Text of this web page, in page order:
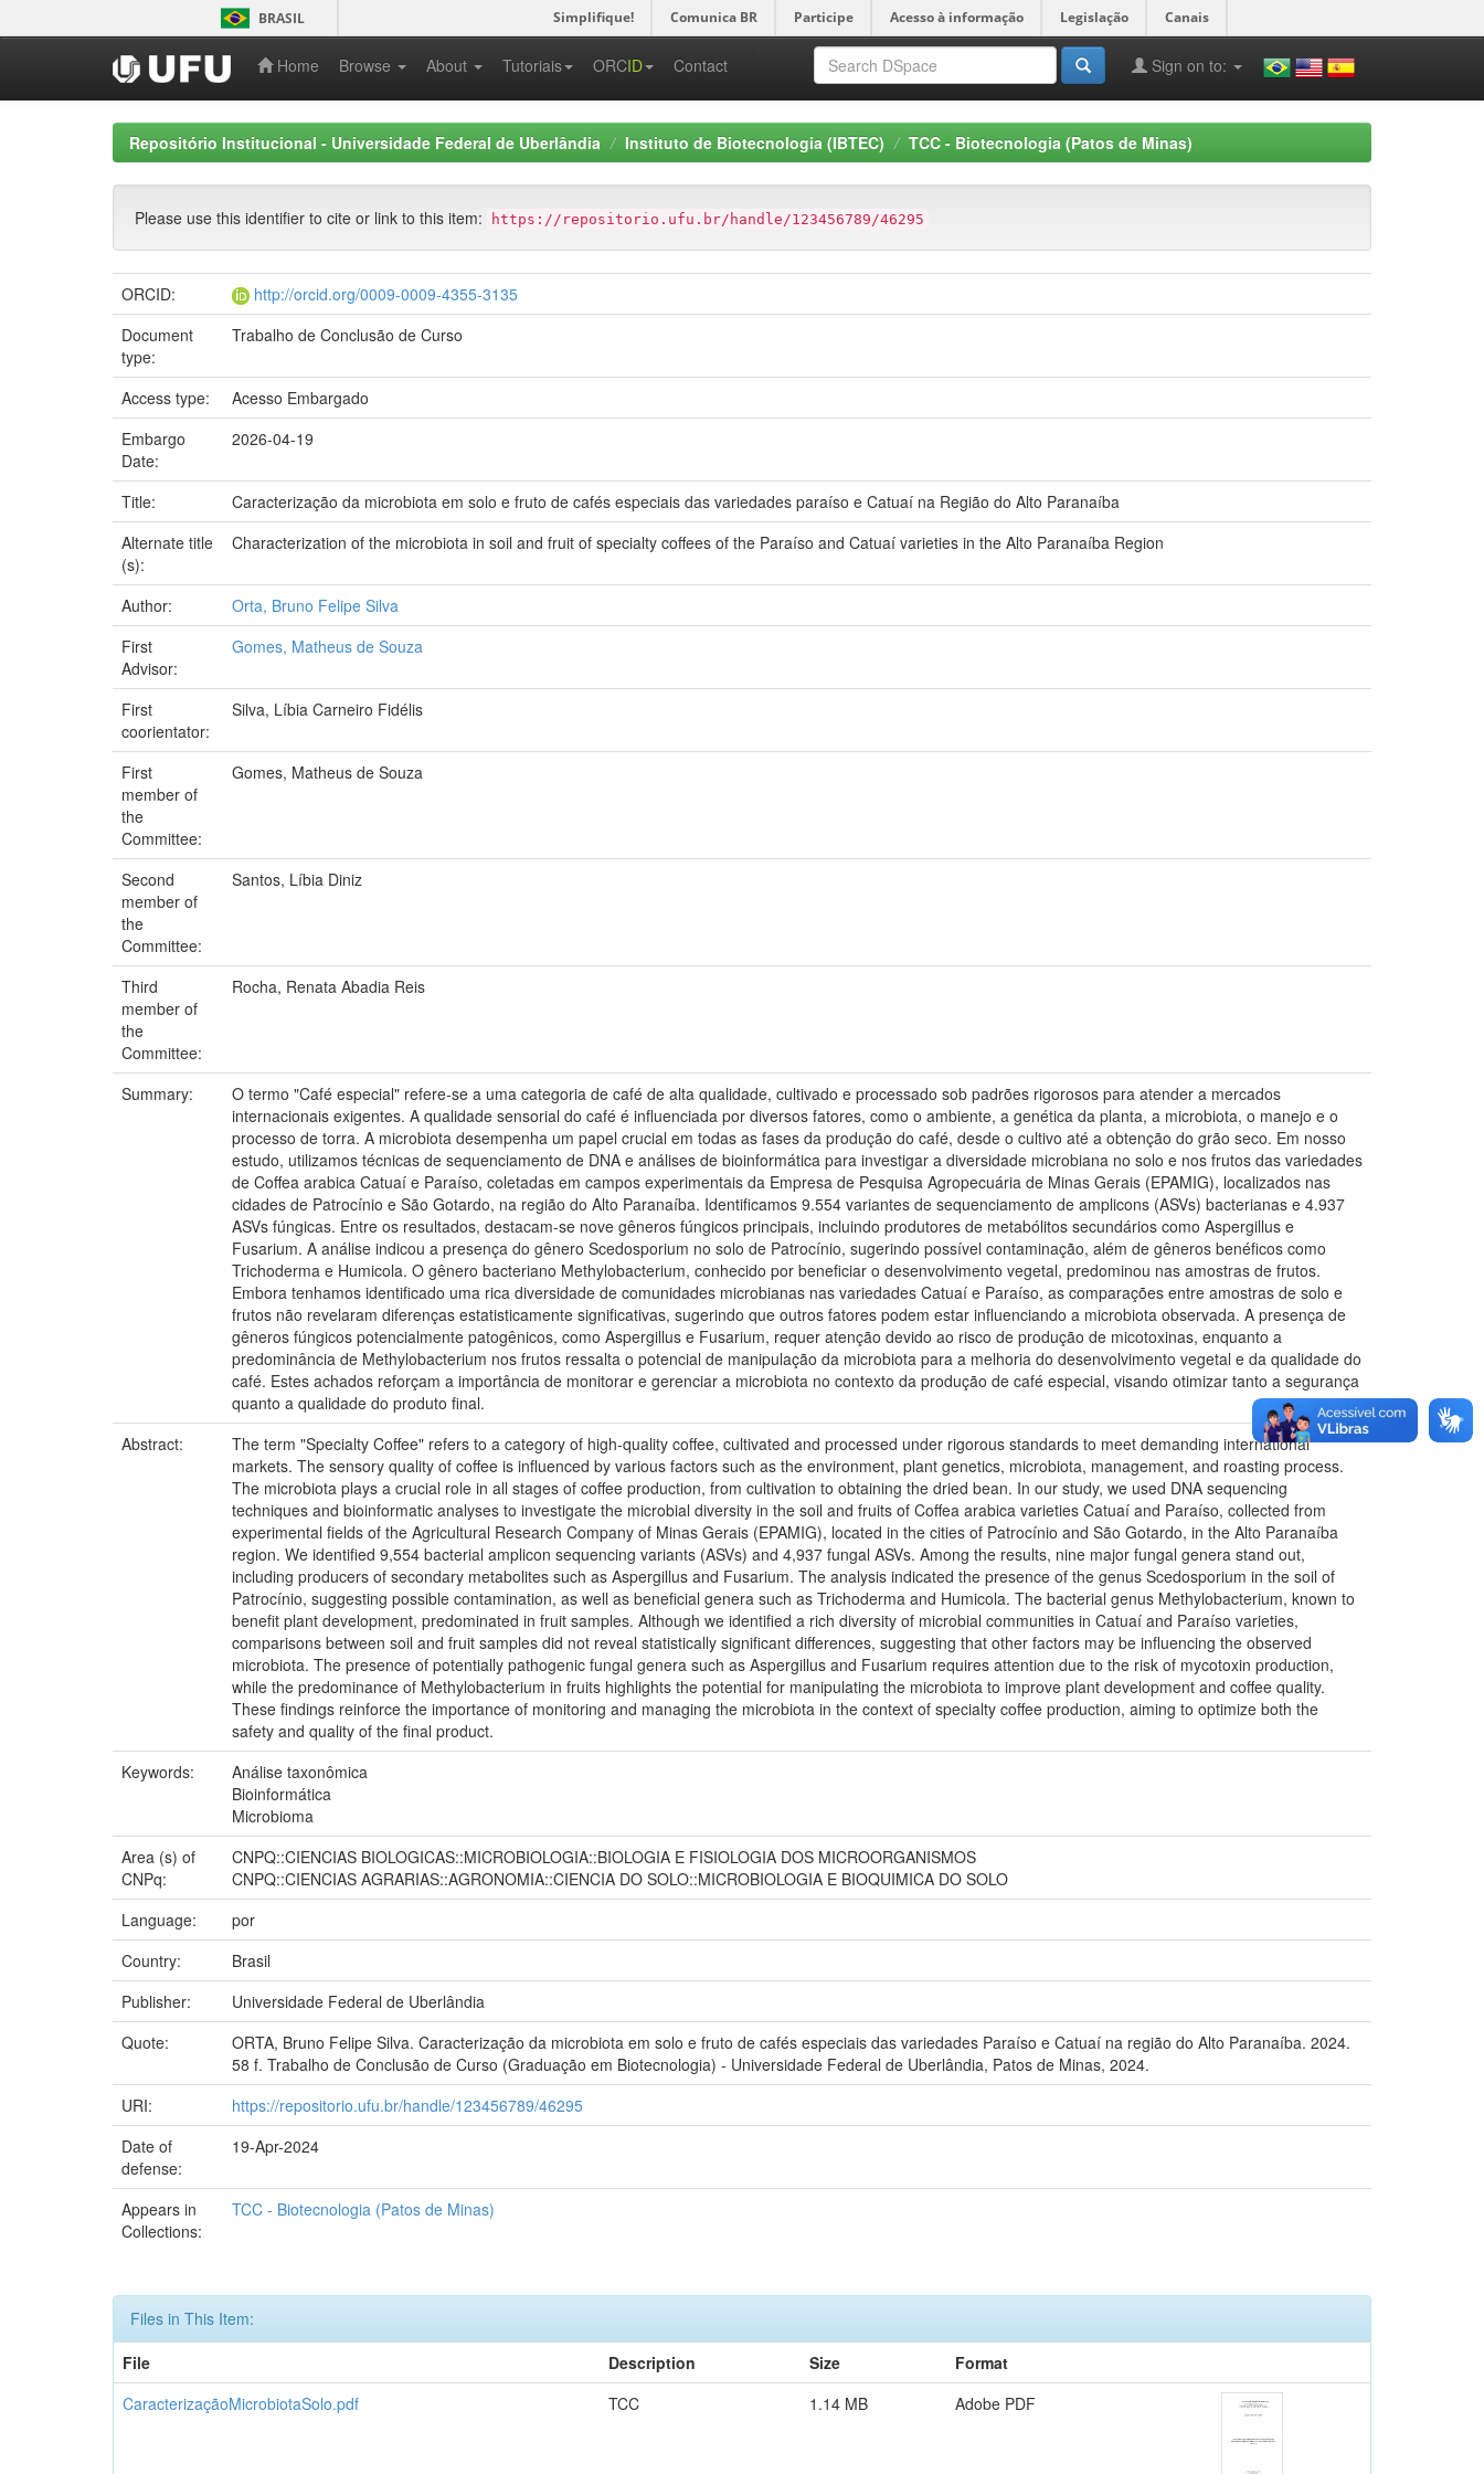
navigation
BRASIL Simplifique! Comunica BR Participe Acesso à informação Legislação Canais
Home Browse About Tutoriais ORCID Contact Sign on to:
Repositório Institucional - Universidade Federal de Uberlândia Instituto de Biotecnologia (IBTEC) TCC - Biotecnologia (Patos de Minas)
Please use this identifier to cite or link to this item: https://repositorio.ufu.br/handle/123456789/46295
ORCID:
http://orcid.org/0009-0009-4355-3135
Document
type:
Trabalho de Conclusão de Curso
Access type:
Acesso Embargado
Embargo
Date:
2026-04-19
Title:
Caracterização da microbiota em solo e fruto de cafés especiais das variedades paraíso e Catuaí na Região do Alto Paranaíba
Alternate title
(s):
Characterization of the microbiota in soil and fruit of specialty coffees of the Paraíso and Catuaí varieties in the Alto Paranaíba Region
Author:
Orta, Bruno Felipe Silva
First
Advisor:
Gomes, Matheus de Souza
First
coorientator:
Silva, Líbia Carneiro Fidélis
First
member of
the
Committee:
Gomes, Matheus de Souza
Second
member of
the
Committee:
Santos, Líbia Diniz
Third
member of
the
Committee:
Rocha, Renata Abadia Reis
Summary:
O termo "Café especial" refere-se a uma categoria de café de alta qualidade, cultivado e processado sob padrões rigorosos para atender a mercados
internacionais exigentes. A qualidade sensorial do café é influenciada por diversos fatores, como o ambiente, a genética da planta, a microbiota, o manejo e o
processo de torra. A microbiota desempenha um papel crucial em todas as fases da produção do café, desde o cultivo até a obtenção do grão seco. Em nosso
estudo, utilizamos técnicas de sequenciamento de DNA e análises de bioinformática para investigar a diversidade microbiana no solo e nos frutos das variedades
de Coffea arabica Catuaí e Paraíso, coletadas em campos experimentais da Empresa de Pesquisa Agropecuária de Minas Gerais (EPAMIG), localizados nas
cidades de Patrocínio e São Gotardo, na região do Alto Paranaíba. Identificamos 9.554 variantes de sequenciamento de amplicons (ASVs) bacterianas e 4.937
ASVs fúngicas. Entre os resultados, destacam-se nove gêneros fúngicos principais, incluindo produtores de metabólitos secundários como Aspergillus e
Fusarium. A análise indicou a presença do gênero Scedosporium no solo de Patrocínio, sugerindo possível contaminação, além de gêneros benéficos como
Trichoderma e Humicola. O gênero bacteriano Methylobacterium, conhecido por beneficiar o desenvolvimento vegetal, predominou nas amostras de frutos.
Embora tenhamos identificado uma rica diversidade de comunidades microbianas nas variedades Catuaí e Paraíso, as comparações entre amostras de solo e
frutos não revelaram diferenças estatisticamente significativas, sugerindo que outros fatores podem estar influenciando a microbiota observada. A presença de
gêneros fúngicos potencialmente patogênicos, como Aspergillus e Fusarium, requer atenção devido ao risco de produção de micotoxinas, enquanto a
predominância de Methylobacterium nos frutos ressalta o potencial de manipulação da microbiota para a melhoria do desenvolvimento vegetal e da qualidade do
café. Estes achados reforçam a importância de monitorar e gerenciar a microbiota no contexto da produção de café especial, visando otimizar tanto a segurança
quanto a qualidade do produto final.
Abstract:
The term "Specialty Coffee" refers to a category of high-quality coffee, cultivated and processed under rigorous standards to meet demanding international
markets. The sensory quality of coffee is influenced by various factors such as the environment, plant genetics, microbiota, management, and roasting process.
The microbiota plays a crucial role in all stages of coffee production, from cultivation to obtaining the dried bean. In our study, we used DNA sequencing
techniques and bioinformatic analyses to investigate the microbial diversity in the soil and fruits of Coffea arabica varieties Catuaí and Paraíso, collected from
experimental fields of the Agricultural Research Company of Minas Gerais (EPAMIG), located in the cities of Patrocínio and São Gotardo, in the Alto Paranaíba
region. We identified 9,554 bacterial amplicon sequencing variants (ASVs) and 4,937 fungal ASVs. Among the results, nine major fungal genera stand out,
including producers of secondary metabolites such as Aspergillus and Fusarium. The analysis indicated the presence of the genus Scedosporium in the soil of
Patrocínio, suggesting possible contamination, as well as beneficial genera such as Trichoderma and Humicola. The bacterial genus Methylobacterium, known to
benefit plant development, predominated in fruit samples. Although we identified a rich diversity of microbial communities in Catuaí and Paraíso varieties,
comparisons between soil and fruit samples did not reveal statistically significant differences, suggesting that other factors may be influencing the observed
microbiota. The presence of potentially pathogenic fungal genera such as Aspergillus and Fusarium requires attention due to the risk of mycotoxin production,
while the predominance of Methylobacterium in fruits highlights the potential for manipulating the microbiota to improve plant development and coffee quality.
These findings reinforce the importance of monitoring and managing the microbiota in the context of specialty coffee production, aiming to optimize both the
safety and quality of the final product.
Keywords:
Análise taxonômica
Bioinformática
Microbioma
Area (s) of
CNPq:
CNPQ::CIENCIAS BIOLOGICAS::MICROBIOLOGIA::BIOLOGIA E FISIOLOGIA DOS MICROORGANISMOS
CNPQ::CIENCIAS AGRARIAS::AGRONOMIA::CIENCIA DO SOLO::MICROBIOLOGIA E BIOQUIMICA DO SOLO
Language:
por
Country:
Brasil
Publisher:
Universidade Federal de Uberlândia
Quote:
ORTA, Bruno Felipe Silva. Caracterização da microbiota em solo e fruto de cafés especiais das variedades Paraíso e Catuaí na região do Alto Paranaíba. 2024.
58 f. Trabalho de Conclusão de Curso (Graduação em Biotecnologia) - Universidade Federal de Uberlândia, Patos de Minas, 2024.
URI:
https://repositorio.ufu.br/handle/123456789/46295
Date of
defense:
19-Apr-2024
Appears in
Collections:
TCC - Biotecnologia (Patos de Minas)
Files in This Item:
File
Description Size
Format
CaracterizaçãoMicrobiotaSolo.pdf
TCC 1.14 MB Adobe PDF